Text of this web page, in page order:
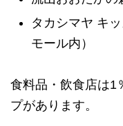
タカシマヤ キ
モール内）
食料品・飲食店は1
プがあります。